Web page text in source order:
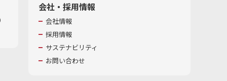
会社・採用情報
会社情報
採用情報
サステナビリティ
お問い合わせ